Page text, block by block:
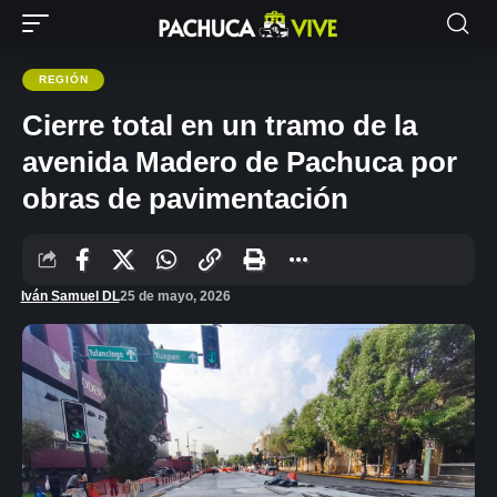
REGIÓN
Cierre total en un tramo de la
avenida Madero de Pachuca por
obras de pavimentación
Iván Samuel DL25 de mayo, 2026